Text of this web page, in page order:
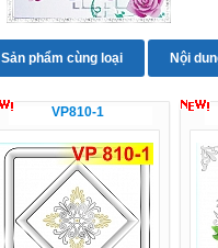
Sản phẩm cùng loại Nội
VP810-1